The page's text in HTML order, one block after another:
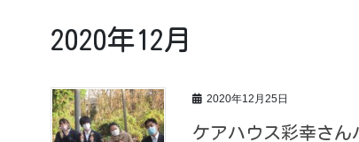
2020年12月
2020年12月25日
ケアハウス彩幸さん